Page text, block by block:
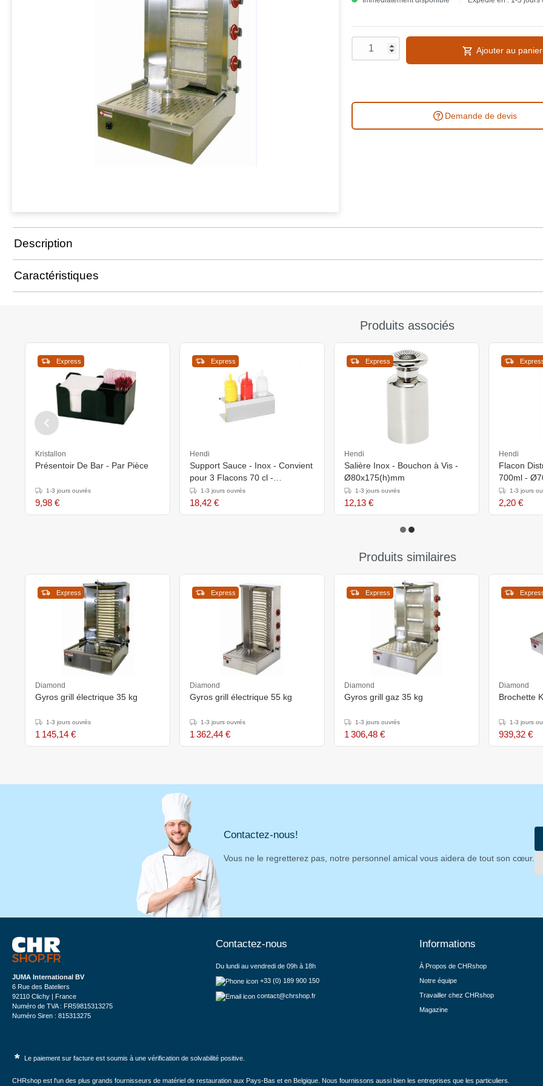
Ajouter au panier
Demande de devis
Description
Caractéristiques
Produits associés
Express
Kristallon
Présentoir De Bar - Par Pièce
1-3 jours ouvrés
9,98 €
Express
Hendi
Support Sauce - Inox - Convient
pour 3 Flacons 70 cl -
274x102x(h)98mm
1-3 jours ouvrés
18,42 €
Express
Hendi
Salière Inox - Bouchon à Vis -
Ø80x175(h)mm
1-3 jours ouvrés
12,13 €
Hendi
Flacon
700ml -
1-3 jours
2,20 €
Produits similaires
Express
Diamond
Gyros grill électrique 35 kg
1-3 jours ouvrés
1 145,14 €
Express
Diamond
Gyros grill électrique 55 kg
1-3 jours ouvrés
1 362,44 €
Express
Diamond
Gyros grill gaz 35 kg
1-3 jours ouvrés
1 306,48 €
Diamond
Brochette
1-3 jours
939,32 €
Contactez-nous!
Vous ne le regretterez pas, notre personnel amical vous aidera de tout son cœur.
JUMA International BV
6 Rue des Bateliers
92110 Clichy | France
Numéro de TVA : FR59815313275
Numéro Siren : 815313275
Contactez-nous
Du lundi au vendredi de 09h à 18h
+33 (0) 189 900 150
contact@chrshop.fr
Informations
À Propos de CHRshop
Notre équipe
Travailler chez CHRshop
Magazine
* Le paiement sur facture est soumis à une vérification de solvabilité positive.
CHRshop est l'un des plus grands fournisseurs de matériel de restauration aux Pays-Bas et en Belgique. Nous fournissons aussi bien les entreprises que les particuliers.